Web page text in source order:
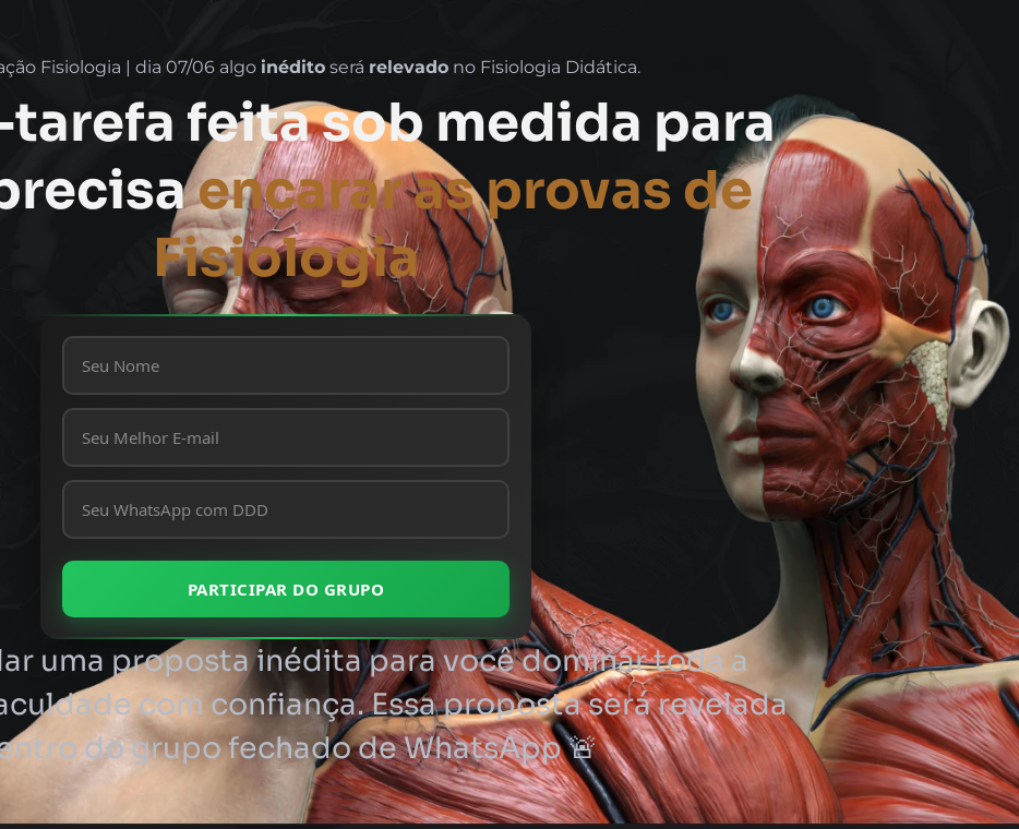
Fisiologia | dia 07/06 algo inédito será relevado no Fisiologia Didática.
feita sob medida para
encarar as provas de
Fisiologia
PARTICIPAR DO GRUPO
uma proposta inédita para você dominar toda a
com confiança. Essa proposta será revelada
do grupo fechado de WhatsApp 🚨